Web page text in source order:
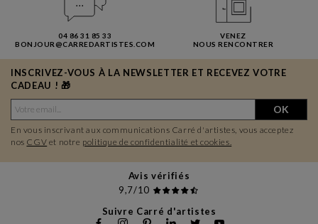
04 86 31 85 33
BONJOUR@CARREDARTISTES.COM
VENEZ
NOUS RENCONTRER
INSCRIVEZ-VOUS À LA NEWSLETTER ET RECEVEZ VOTRE
CADEAU ! 🎁
OK
En vous inscrivant aux communications Carré d'artistes, vous acceptez
nos CGV et notre politique de confidentialité et cookies.
Avis vérifiés
9,7/10
Suivre Carré d'artistes